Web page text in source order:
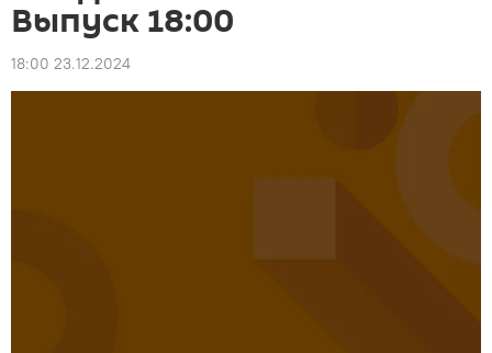
Выпуск 18:00
18:00 23.12.2024